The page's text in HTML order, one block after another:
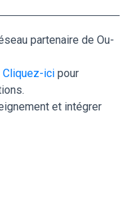
partenaire de Ou-
Cliquez-ici pour
et intégrer